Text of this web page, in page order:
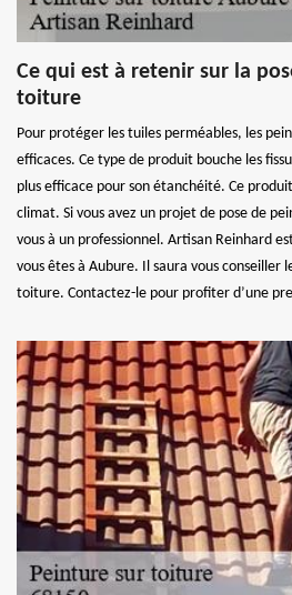
Ce qui est à retenir sur la
toiture
Pour protéger les tuiles perméables, les
efficaces. Ce type de produit bouche les
plus efficace pour son étanchéité. Ce
climat. Si vous avez un projet de pose de
vous à un professionnel. Artisan Reinhard
vous êtes à Aubure. Il saura vous conseiller
toiture. Contactez-le pour profiter d’une